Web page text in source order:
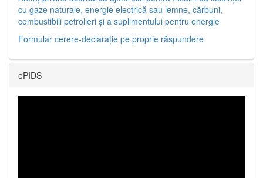
cu gaze naturale, energie electrică sau lemne, cărbuni,
combustibili petrolieri și a suplimentului pentru energie
Formular cerere-declarație pe proprie răspundere
ePIDS